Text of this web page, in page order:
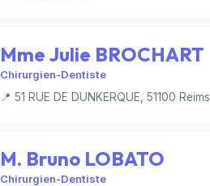
Mme Julie BROCHART
Chirurgien-Dentiste
📍 51 RUE DE DUNKERQUE, 51100 Reims
M. Bruno LOBATO
Chirurgien-Dentiste